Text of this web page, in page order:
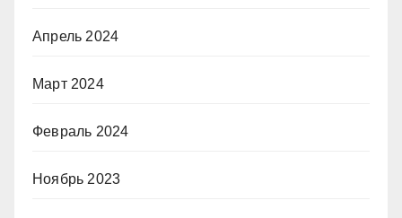
Апрель 2024
Март 2024
Февраль 2024
Ноябрь 2023